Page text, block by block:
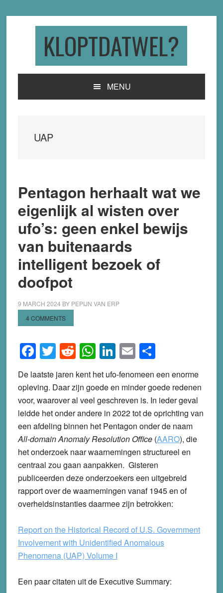
KLOPTDATWEL?
MENU
UAP
Pentagon herhaalt wat we
eigenlijk al wisten over
ufo’s: geen enkel bewijs
van buitenaards
intelligent bezoek of
doofpot
9 MARCH 2024 BY PEPIJN VAN ERP
4 COMMENTS
Facebook
Twitter
Reddit
WhatsApp
LinkedIn
EmailShare
De laatste jaren kent het ufo-fenomeen een enorme
opleving. Daar zijn goede en minder goede redenen
voor, waarover al veel geschreven is. In ieder geval
leidde het onder andere in 2022 tot de oprichting van
een afdeling binnen het Pentagon onder de naam
All-domain Anomaly Resolution Office(AARO), die
het onderzoek naar waarnemingen structureel en
centraal zou gaan aanpakken. Gisteren
publiceerden deze onderzoekers een uitgebreid
rapport over de waarnemingen vanaf 1945 en of
overheidsinstanties daarmee zijn betrokken:
Report on the Historical Record of U.S. Government
Involvement with Unidentified Anomalous
Phenomena (UAP) Volume I
Een paar citaten uit de Executive Summary: